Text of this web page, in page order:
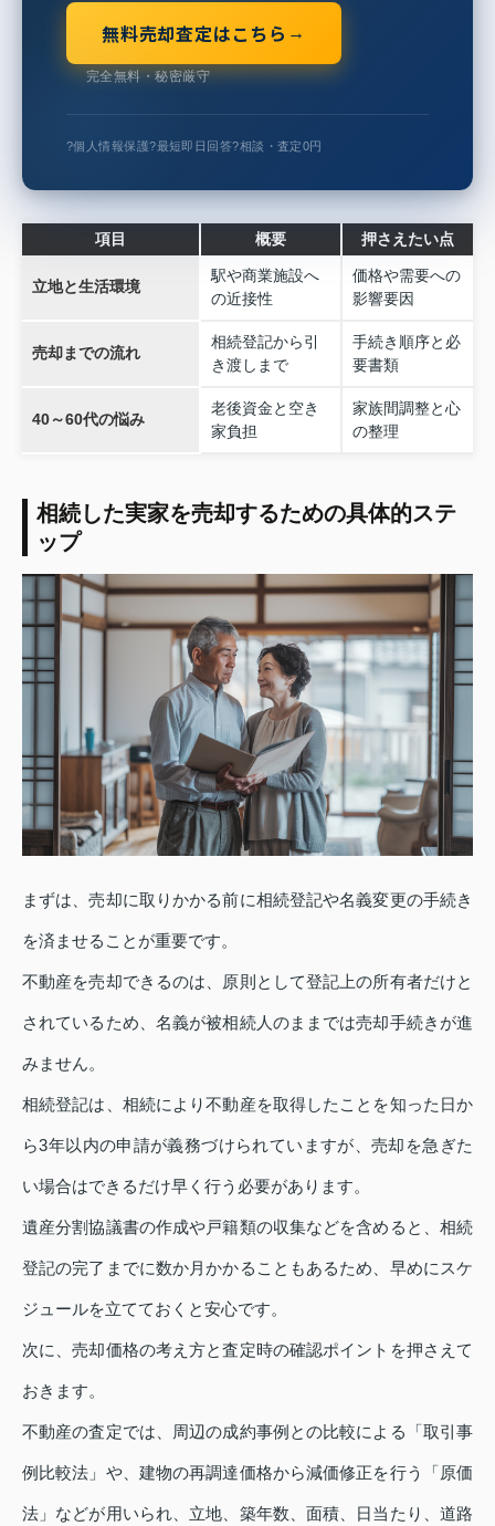
無料売却査定はこちら →
完全無料・秘密厳守
?個人情報保護?最短即日回答?相談・査定0円
項目 概要 押さえたい点
立地と生活環境
駅や商業施設へ
の近接性
価格や需要への
影響要因
売却までの流れ
相続登記から引
き渡しまで
手続き順序と必
要書類
40～60代の悩み
老後資金と空き
家負担
家族間調整と心
の整理
相続した実家を売却するための具体的ステ
ップ
まずは、売却に取りかかる前に相続登記や名義変更の手続き
を済ませることが重要です。
不動産を売却できるのは、原則として登記上の所有者だけと
されているため、名義が被相続人のままでは売却手続きが進
みません。
相続登記は、相続により不動産を取得したことを知った日か
ら3年以内の申請が義務づけられていますが、売却を急ぎた
い場合はできるだけ早く行う必要があります。
遺産分割協議書の作成や戸籍類の収集などを含めると、相続
登記の完了までに数か月かかることもあるため、早めにスケ
ジュールを立てておくと安心です。
次に、売却価格の考え方と査定時の確認ポイントを押さえて
おきます。
不動産の査定では、周辺の成約事例との比較による「取引事
例比較法」や、建物の再調達価格から減価修正を行う「原価
法」などが用いられ、立地、築年数、面積、日当たり、道路